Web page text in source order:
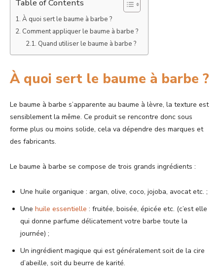
Table of Contents
À quoi sert le baume à barbe ?
Comment appliquer le baume à barbe ?
Quand utiliser le baume à barbe ?
À quoi sert le baume à barbe ?
Le baume à barbe s’apparente au baume à lèvre, la texture est
sensiblement la même. Ce produit se rencontre donc sous
forme plus ou moins solide, cela va dépendre des marques et
des fabricants.
Le baume à barbe se compose de trois grands ingrédients :
Une huile organique : argan, olive, coco, jojoba, avocat etc. ;
Une huile essentielle : fruitée, boisée, épicée etc. (c’est elle
qui donne parfume délicatement votre barbe toute la
journée) ;
Un ingrédient magique qui est généralement soit de la cire
d’abeille, soit du beurre de karité.